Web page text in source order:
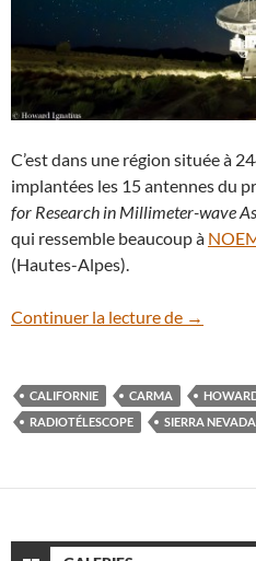
C’est dans une région située à
implantées les 15 antennes du
for Research in Millimeter-wave
qui ressemble beaucoup à
(Hautes-Alpes).
Continuer la lecture de →
CALIFORNIE CARMA
RADIOTÉLESCOPE
SIERRA NEVADA